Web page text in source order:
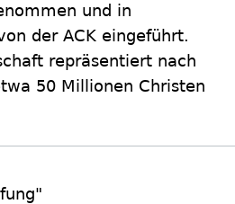
und in
der ACK eingeführt.
repräsentiert nach
50 Millionen Christen